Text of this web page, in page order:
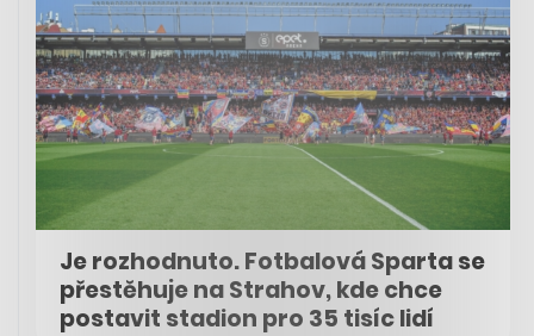
Je rozhodnuto. Fotbalová Sparta se
přestěhuje na Strahov, kde chce
postavit stadion pro 35 tisíc lidí